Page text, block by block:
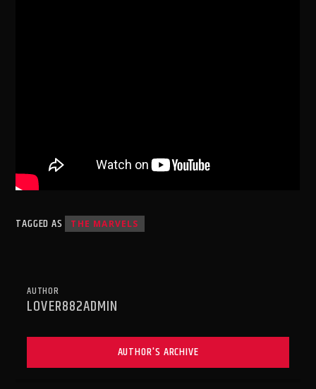
TAGGED AS THE MARVELS
AUTHOR
LOVER882ADMIN
AUTHOR'S ARCHIVE